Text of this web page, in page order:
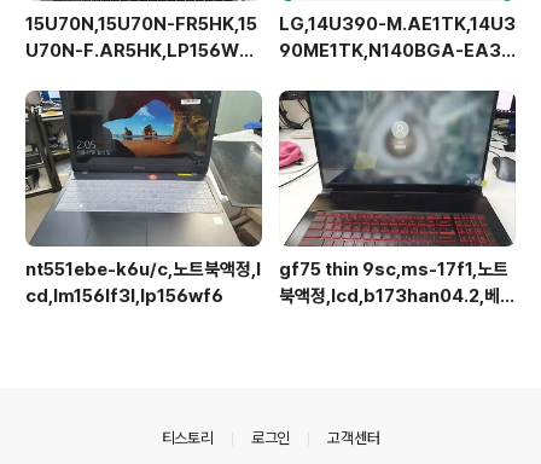
15U70N,15U70N-FR5HK,15
U70N-F.AR5HK,LP156WF
LG,14U390-M.AE1TK,14U3
90ME1TK,N140BGA-EA3,
액정교체
nt551ebe-k6u/c,노트북액정,l
cd,lm156lf3l,lp156wf6
gf75 thin 9sc,ms-17f1,노트
북액정,lcd,b173han04.2,베젤
티스토리 로그인 고객센터